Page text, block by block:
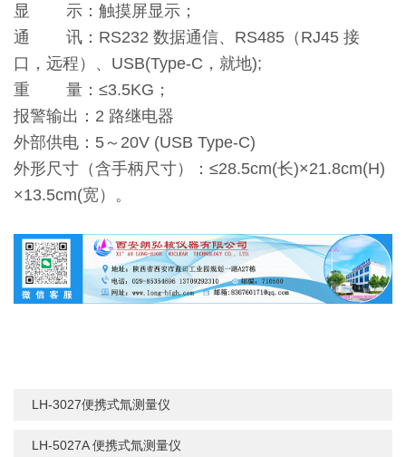
显 示：触摸屏显示；
通 讯：RS232 数据通信、RS485（RJ45 接
口，远程）、USB(Type-C，就地);
重 量：≤3.5KG；
报警输出：2 路继电器
外部供电：5～20V (USB Type-C)
外形尺寸（含手柄尺寸）：≤28.5cm(长)×21.8cm(H)
×13.5cm(宽）。
LH-3027便携式氚测量仪
LH-5027A 便携式氚测量仪